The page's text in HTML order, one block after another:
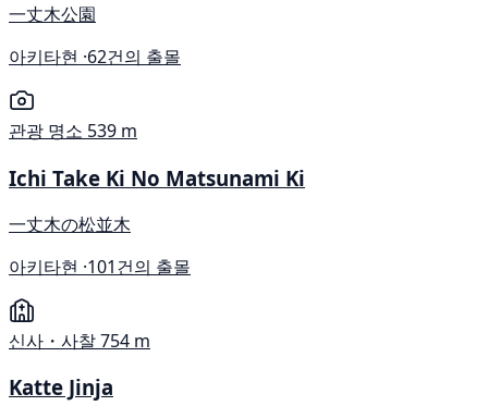
一丈木公園
아키타현 ·62건의 출몰
관광 명소 539 m
Ichi Take Ki No Matsunami Ki
一丈木の松並木
아키타현 ·101건의 출몰
신사・사찰754 m
Katte Jinja